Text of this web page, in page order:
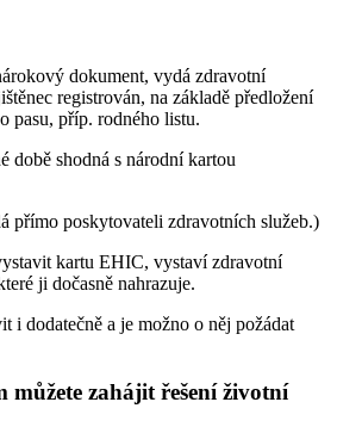
dokument, vydá zdravotní
registrován, na základě předložení
pasu, příp. rodného listu.
době shodná s národní kartou
přímo poskytovateli zdravotních služeb.)
kartu EHIC, vystaví zdravotní
ji dočasně nahrazuje.
i dodatečně a je možno o něj požádat
můžete zahájit řešení životní